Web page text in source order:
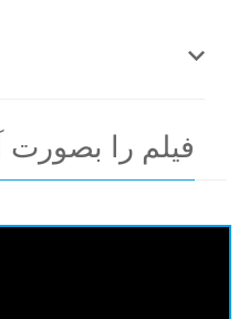
فیلم را بصورت